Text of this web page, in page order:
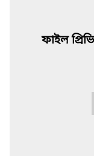
ফাইল